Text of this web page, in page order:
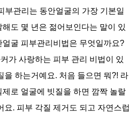
부관리는 동안얼굴의 가장 기본일
도 몇 년은 젊어보인다는 말이 있
굴 피부관리비법은 무엇일까요?
가 사랑하는 피부 관리 비법이 있
을 하는거예요. 처음 들으면 뭐?! 라
로 얼굴에 빗질을 하면 깜짝 놀랄
요. 피부 각질 제거도 되고 자연스럽